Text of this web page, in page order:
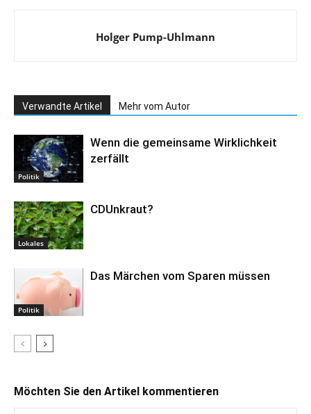
Holger Pump-Uhlmann
Verwandte Artikel Mehr vom Autor
Politik
Wenn die gemeinsame Wirklichkeit
zerfällt
Lokales
CDUnkraut?
Politik
Das Märchen vom Sparen müssen
Möchten Sie den Artikel kommentieren